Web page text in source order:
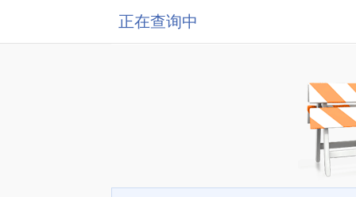
正在查询中